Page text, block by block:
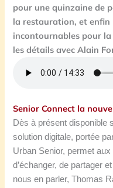
pour une quinzaine de
la restauration, et enfin
incontournables pour
les détails avec Alain
Senior Connect la
Dès à présent disponible
solution digitale, portée
Urban Senior, permet
d’échanger, de partager
nous en parler, Thomas